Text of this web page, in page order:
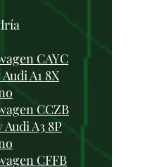
CAYC
A1 8X
CCZB
A3 8P
CFFB